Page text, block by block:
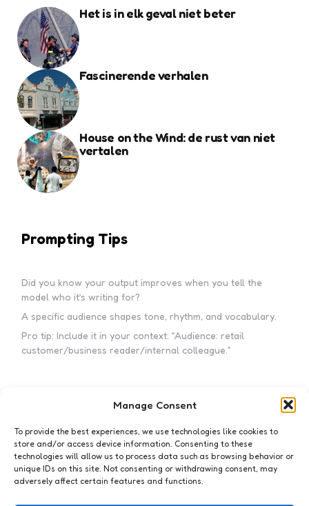
Manage Consent
To provide the best experiences, we use technologies like cookies to
store and/or access device information. Consenting to these
technologies will allow us to process data such as browsing behavior or
unique IDs on this site. Not consenting or withdrawing consent, may
adversely affect certain features and functions.
Het is in elk geval niet beter
Fascinerende verhalen
House on the Wind: de rust van niet
vertalen
Prompting Tips
Did you know your output improves when you tell the
model who it’s writing for?
A specific audience shapes tone, rhythm, and vocabulary.
Pro tip: Include it in your context: “Audience: retail
customer/business reader/internal colleague.”
Subscribe to my newsletter!